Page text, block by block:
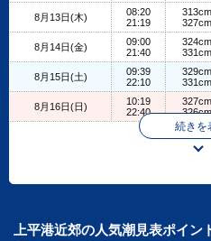
8月13日(木)
08:20
21:19
313cm
327cm
8月14日(金)
09:00
21:40
324cm
331cm
8月15日(土)
09:39
22:10
329cm
331cm
8月16日(日)
10:19
22:40
327cm
326cm
続きを
上平港近郊の人気潮見表ポイン